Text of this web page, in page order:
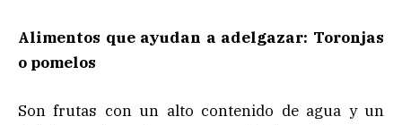
Alimentos que ayudan a adelgazar: Toronjas
o pomelos
Son frutas con un alto contenido de agua y un